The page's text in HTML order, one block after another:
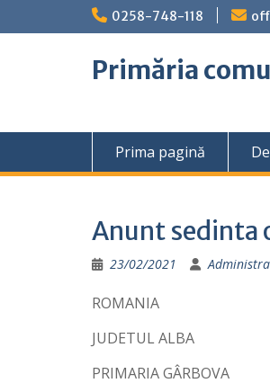
0258-748-118
Primăria
Prima pagină
Anunt sedinta
23/02/2021
ROMANIA
JUDETUL ALBA
PRIMARIA GÂRBOVA